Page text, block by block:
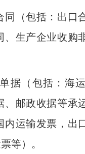
（包括：出口
、生产企业收购
（包括：海
邮政收据等承
运输发票，出
等）。